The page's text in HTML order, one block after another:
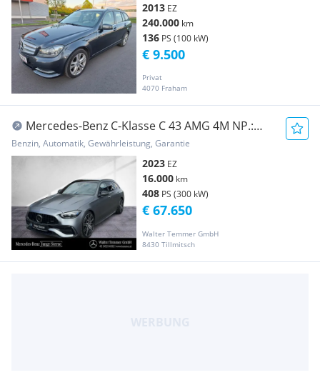
2013 EZ
240.000 km
136 PS (100 kW)
Privat
4070 Fraham
€ 9.500
Mercedes-Benz C-Klasse C 43 AMG 4M NP.:
104.917 Prem+ Distr HeadUp Pano
Benzin, Automatik, Gewährleistung, Garantie
2023 EZ
16.000 km
408 PS (300 kW)
Walter Temmer GmbH
8430 Tillmitsch
€ 67.650